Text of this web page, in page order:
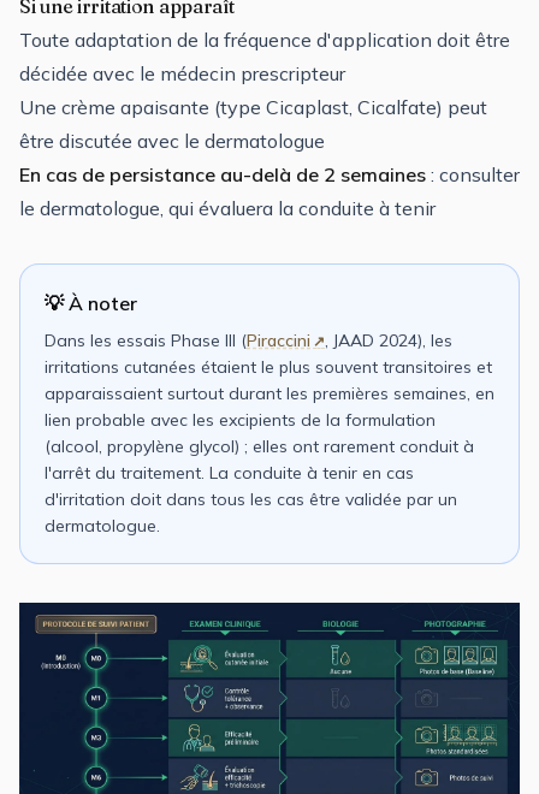
Si une irritation apparaît
Toute adaptation de la fréquence d'application doit être
décidée avec le médecin prescripteur
Une crème apaisante (type Cicaplast, Cicalfate) peut
être discutée avec le dermatologue
En cas de persistance au-delà de 2 semaines : consulter
le dermatologue, qui évaluera la conduite à tenir
💡 À noter
Dans les essais Phase III (Piraccini
, JAAD 2024), les
irritations cutanées étaient le plus souvent transitoires et
apparaissaient surtout durant les premières semaines, en
lien probable avec les excipients de la formulation
(alcool, propylène glycol) ; elles ont rarement conduit à
l'arrêt du traitement. La conduite à tenir en cas
d'irritation doit dans tous les cas être validée par un
dermatologue.